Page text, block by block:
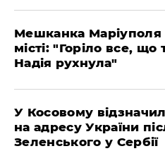
Мешканка Маріуполя
місті: "Горіло все,
Надія рухнула"
У Косовому
на адресу України
Зеленського у Сербії